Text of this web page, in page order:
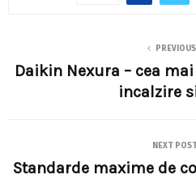
Daikin Nexura – cea
incalzire
NEXT
Standarde maxime de